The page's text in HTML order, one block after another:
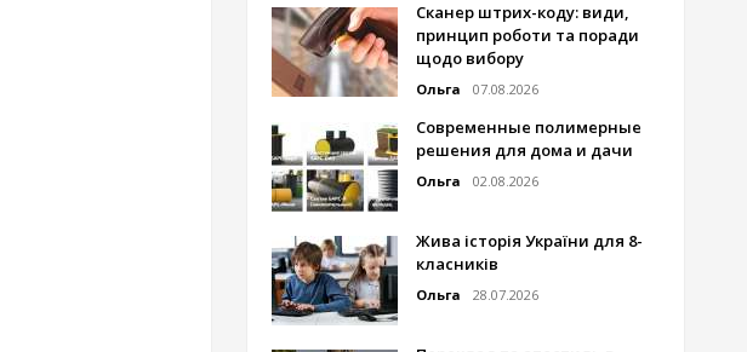
Сканер штрих-коду: види,
принцип роботи та поради
щодо вибору
Ольга 07.08.2026
Современные полимерные
решения для дома и дачи
Ольга 02.08.2026
Жива історія України для 8-
класників
Ольга 28.07.2026